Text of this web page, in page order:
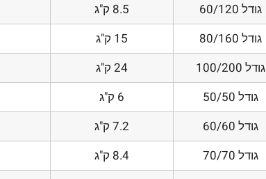
גודל 60/120
8.5 ק"ג
גודל 80/160
15 ק"ג
גודל 100/200
24 ק"ג
גודל 50/50
6 ק"ג
גודל 60/60
7.2 ק"ג
גודל 70/70
8.4 ק"ג